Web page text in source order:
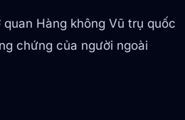
Hàng không Vũ trụ quốc
chứng của người ngoài